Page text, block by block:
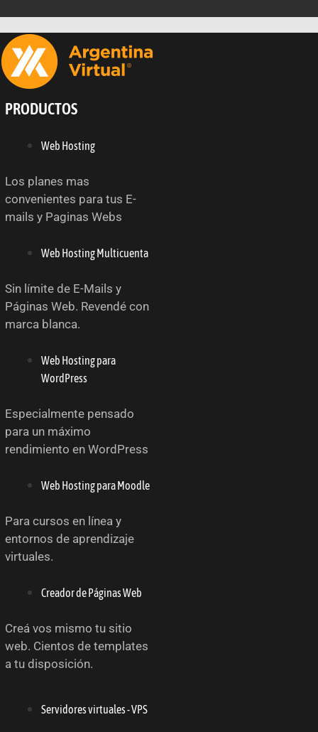
PRODUCTOS
Web Hosting
Los planes mas
convenientes para tus E-
mails y Paginas Webs
Web Hosting Multicuenta
Sin límite de E-Mails y
Páginas Web. Revendé con
marca blanca.
Web Hosting para
WordPress
Especialmente pensado
para un máximo
rendimiento en WordPress
Web Hosting para Moodle
Para cursos en línea y
entornos de aprendizaje
virtuales.
Creador de Páginas Web
Creá vos mismo tu sitio
web. Cientos de templates
a tu disposición.
Servidores virtuales - VPS